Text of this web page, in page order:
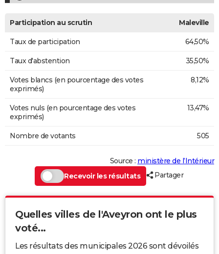
Bricolage
Lifestyle
Culture
Sport
Auto
Television
Voyage
Cinema
Participation au scrutin Maleville
Taux de participation 64,50%
Taux d'abstention 35,50%
Votes blancs (en pourcentage des votes
exprimés)
8,12%
Votes nuls (en pourcentage des votes
exprimés)
13,47%
Nombre de votants 505
Source : ministère de l’Intérieur
Recevoir les résultats
Partager
Quelles villes de l'Aveyron ont le plus
voté...
Les résultats des municipales 2026 sont dévoilés